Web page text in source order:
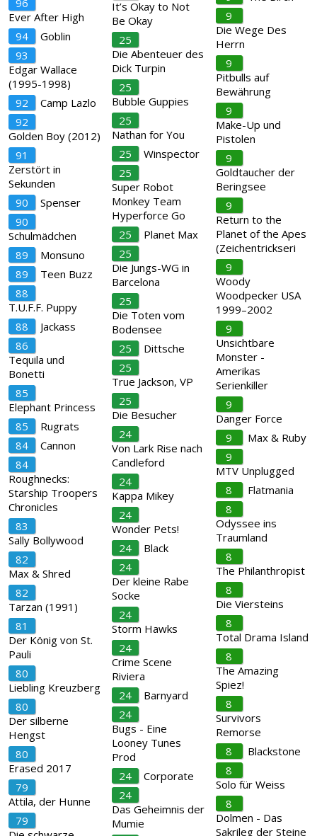
96
Ever After High
94
Goblin
93
Edgar Wallace
(1995-1998)
92
Camp Lazlo
92
Golden Boy (2012)
91
Zerstört in
Sekunden
90
Spenser
90
Schulmädchen
89
Monsuno
89
Teen Buzz
88
T.U.F.F. Puppy
88
Jackass
86
Tequila und
Bonetti
85
Elephant Princess
85
Rugrats
84
Cannon
84
Roughnecks:
Starship Troopers
Chronicles
83
Sally Bollywood
82
Max & Shred
82
Tarzan (1991)
81
Der König von St.
Pauli
80
Liebling Kreuzberg
80
Der silberne
Hengst
80
Erased 2017
79
Attila, der Hunne
79
It’s Okay to Not
Be Okay
25
Die Abenteuer des
Dick Turpin
25
Bubble Guppies
25
Nathan for You
25
Winspector
25
Super Robot
Monkey Team
Hyperforce Go
25
Planet Max
25
Die Jungs-WG in
Barcelona
25
Die Toten vom
Bodensee
25
Dittsche
25
True Jackson, VP
25
Die Besucher
24
Von Lark Rise nach
Candleford
24
Kappa Mikey
24
Wonder Pets!
24
Black
24
Der kleine Rabe
Socke
24
Storm Hawks
24
Crime Scene
Riviera
24
Barnyard
24
Bugs - Eine
Looney Tunes
Prod
24
Corporate
24
Das Geheimnis der
Mumie
9
Die Wege Des
Herrn
9
Pitbulls auf
Bewährung
9
Make-Up und
Pistolen
9
Goldtaucher der
Beringsee
9
Return to the
Planet of the Apes
(Zeichentrickseri
9
Woody
Woodpecker USA
1999–2002
9
Unsichtbare
Monster -
Amerikas
Serienkiller
9
Danger Force
9
Max & Ruby
9
MTV Unplugged
8
Flatmania
8
Odyssee ins
Traumland
8
The Philanthropist
8
Die Viersteins
8
Total Drama Island
8
The Amazing
Spiez!
8
Survivors
Remorse
8
Blackstone
8
Solo für Weiss
8
Dolmen - Das
Sakrileg der Steine